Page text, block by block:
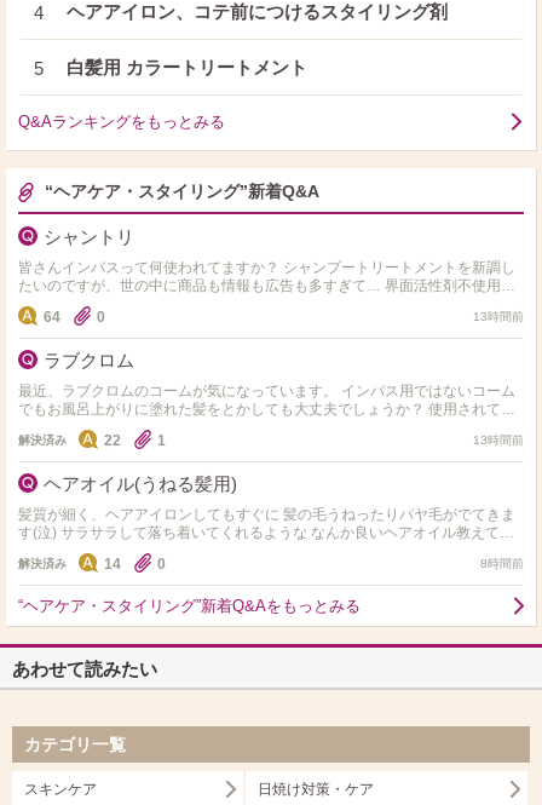
4 ヘアアイロン、コテ前につけるスタイリング剤
5 白髪用 カラートリートメント
Q&Aランキングをもっとみる
“ヘアケア・スタイリング”新着Q&A
シャントリ
皆さんインバスって何使われてますか？ シャンプートリートメントを新調し
たいのですが、世の中に商品も情報も広告も多すぎて… 界面活性剤不使用や
ノンシリコン、アミノ酸系など色々ありますが、…
64 0 13時間前
ラブクロム
最近、ラブクロムのコームが気になっています。 インバス用ではないコーム
でもお風呂上がりに塗れた髪をとかしても大丈夫でしょうか？ 使用されてい
る方どうされてますか？
解決済み 22 1 13時間前
ヘアオイル(うねる髪用)
髪質が細く、ヘアアイロンしてもすぐに 髪の毛うねったりパヤ毛がでてきま
す(泣) サラサラして落ち着いてくれるような なんか良いヘアオイル教えてく
解決済み 14 0 8時間前
“ヘアケア・スタイリング”新着Q&Aをもっとみる
あわせて読みたい
カテゴリ一覧
スキンケア 日焼け対策・ケア